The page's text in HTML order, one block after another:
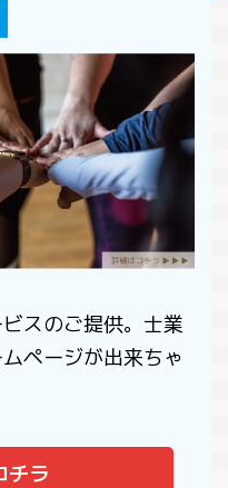
？2020年の児
いきたいと思
何？という人
読みいただけ
の歴史と背
ついて & ...
法行
いて
殺の
スのご提供。士業
ページが出来ちゃ
チラ